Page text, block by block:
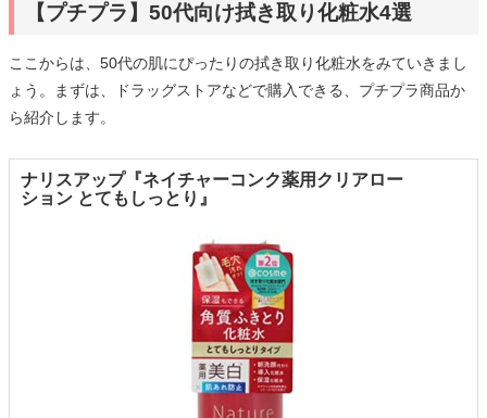
【プチプラ】50代向け拭き取り化粧水4選
ここからは、50代の肌にぴったりの拭き取り化粧水をみていきまし
ょう。まずは、ドラッグストアなどで購入できる、プチプラ商品か
ら紹介します。
ナリスアップ『ネイチャーコンク薬用クリアロー
ション とてもしっとり』